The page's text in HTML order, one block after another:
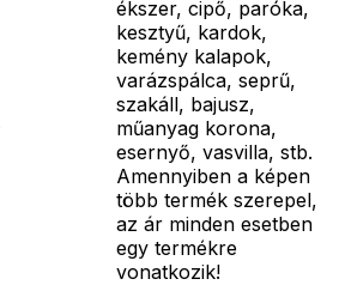
ékszer, cipő, paróka,
kesztyű, kardok,
kemény kalapok,
varázspálca, seprű,
szakáll, bajusz,
műanyag korona,
esernyő, vasvilla, stb.
Amennyiben a képen
több termék szerepel,
az ár minden esetben
egy termékre
vonatkozik!